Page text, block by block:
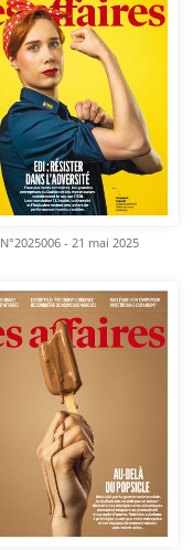
N°2025006 - 21 mai 2025